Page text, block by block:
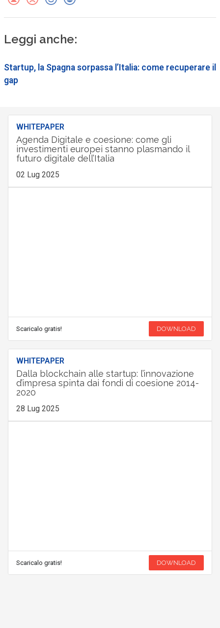
Leggi anche:
Startup, la Spagna sorpassa l’Italia: come recuperare il
gap
WHITEPAPER
Agenda Digitale e coesione: come gli
investimenti europei stanno plasmando il
futuro digitale dell’Italia
02 Lug 2025
Scaricalo gratis! DOWNLOAD
WHITEPAPER
Dalla blockchain alle startup: l’innovazione
d’impresa spinta dai fondi di coesione 2014-
2020
28 Lug 2025
Scaricalo gratis! DOWNLOAD